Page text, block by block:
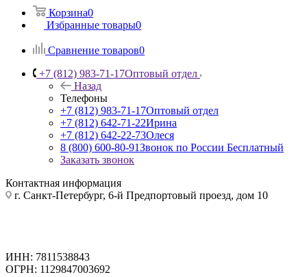
Корзина0
Избранные товары0
Сравнение товаров0
+7 (812) 983-71-17Оптовый отдел
Назад
Телефоны
+7 (812) 983-71-17Оптовый отдел
+7 (812) 642-71-22Ирина
+7 (812) 642-22-73Олеся
8 (800) 600-80-91Звонок по России Бесплатный
Заказать звонок
Контактная информация
г. Санкт-Петербург, 6-й Предпортовый проезд, дом 10
ИНН: 7811538843
ОГРН: 1129847003692